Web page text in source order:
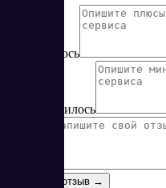
Понравилось
Не понравилось
Оставить отзыв →